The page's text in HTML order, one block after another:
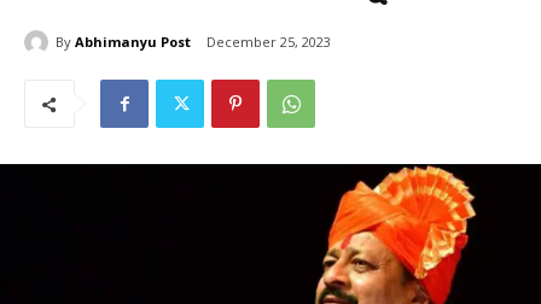
By Abhimanyu Post December 25, 2023